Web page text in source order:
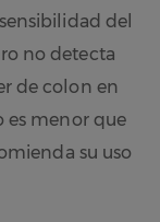
del
no detecta
de colon en
es menor que
su uso